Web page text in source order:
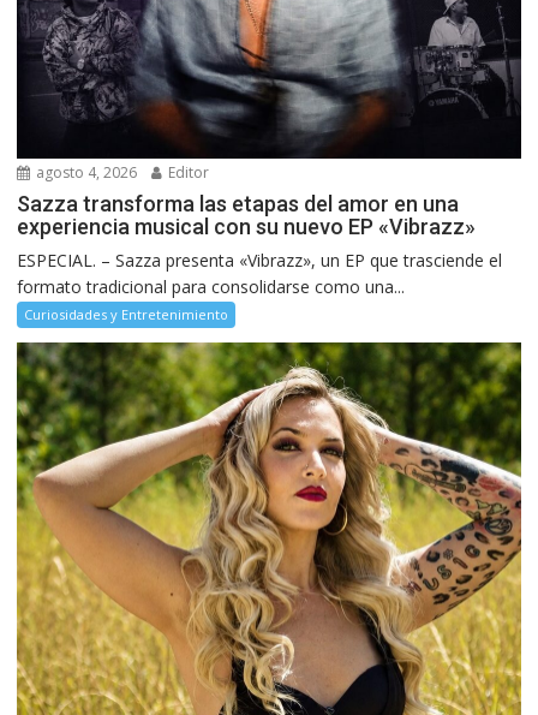
agosto 4, 2026 Editor
Sazza transforma las etapas del amor en una
experiencia musical con su nuevo EP «Vibrazz»
ESPECIAL. – Sazza presenta «Vibrazz», un EP que trasciende el
formato tradicional para consolidarse como una...
Curiosidades y Entretenimiento